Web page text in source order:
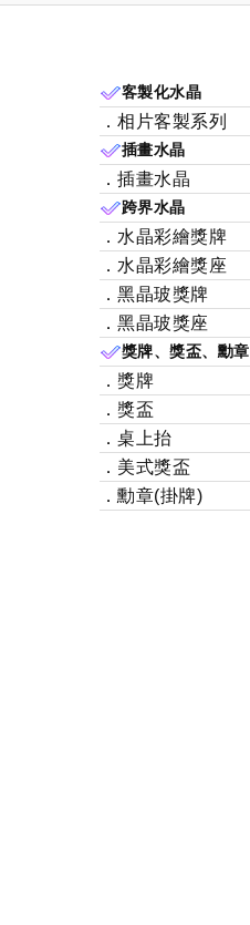
客製化水晶
．相片客製系列
插畫水晶
．插畫水晶
跨界水晶
．水晶彩繪獎牌
．水晶彩繪獎座
．黑晶玻獎牌
．黑晶玻獎座
獎牌、獎盃、勳章
．獎牌
．獎盃
．桌上抬
．美式獎盃
．勳章(掛牌)